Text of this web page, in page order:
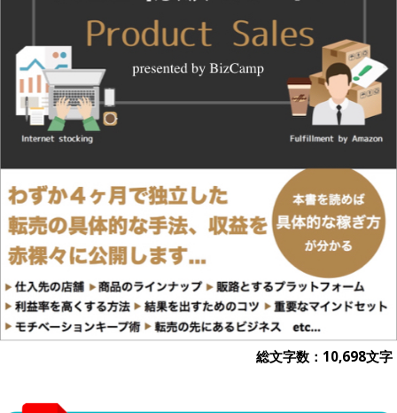
総文字数：10,698文字